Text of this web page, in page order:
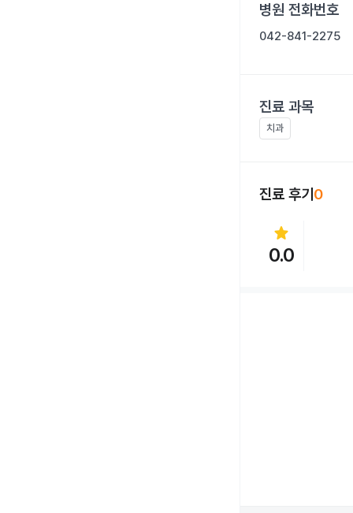
병원 전화번호
042-841-2275
진료 과목
치과
진료 후기 0
star
0.0